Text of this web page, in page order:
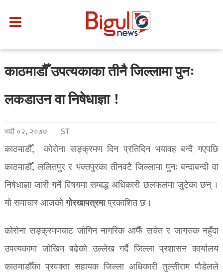
काठमाडौँ उपत्यकाका तीनै जिल्लामा पुनः
लकडाउन वा निषेधाज्ञा !
भदौ ०२, २०७७ ST
काठमाडौँ, कोरोना सङ्क्रमण दिन प्रतिदिन भयावह बन्दै गएपछि
काठमाडौँ, ललितपुर र भक्तपुरका तीनवटै जिल्लामा पुनः बन्दाबन्दी वा
निषेधाज्ञा जारी गर्ने विषयमा सम्बद्ध अधिकारी छलफलमा जुटेका छन् ।
यो समाचार आजकोगोरखापत्रमाप्रकाशित छ।
कोरोना सङ्क्रमणबाट जोगिन नागरिक आफैँ सचेत र जागरुक नहुँदा
उपत्यकामा जोखिम बढेको उल्लेख गर्दै जिल्ला प्रशासन कार्यालय
काठमाडौँका प्रवक्ता सहायक जिल्ला अधिकारी तुल्सीराम पौडेलले